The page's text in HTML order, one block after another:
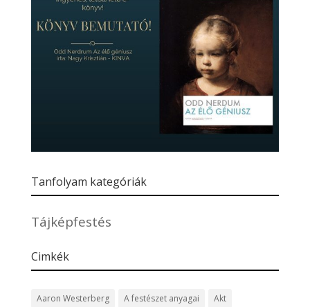
Tanfolyam kategóriák
Tájképfestés
Cimkék
Aaron Westerberg A festészet anyagai
Akt